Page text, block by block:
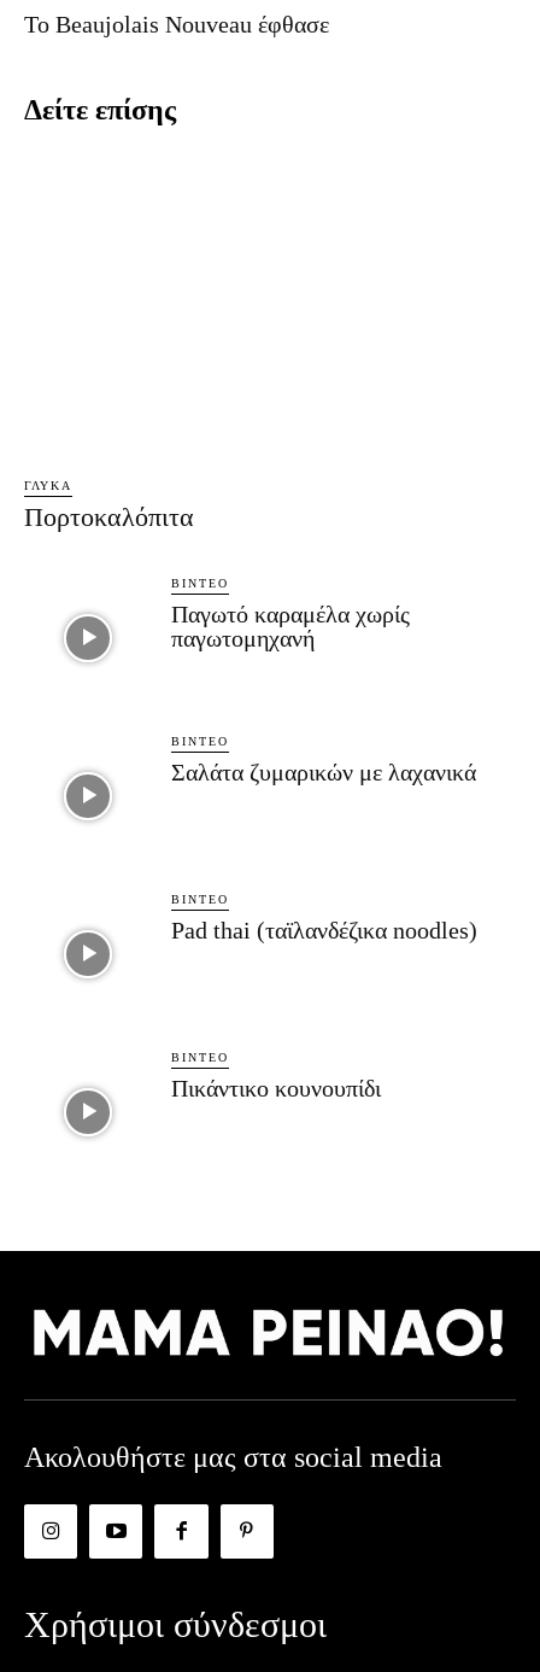
Το Beaujolais Nouveau έφθασε
Δείτε επίσης
ΓΛΥΚΆ
Πορτοκαλόπιτα
ΒΊΝΤΕΟ
Παγωτό καραμέλα χωρίς
παγωτομηχανή
ΒΊΝΤΕΟ
Σαλάτα ζυμαρικών με λαχανικά
ΒΊΝΤΕΟ
Pad thai (ταϊλανδέζικα noodles)
ΒΊΝΤΕΟ
Πικάντικο κουνουπίδι
Ακολουθήστε μας στα social media
Χρήσιμοι σύνδεσμοι